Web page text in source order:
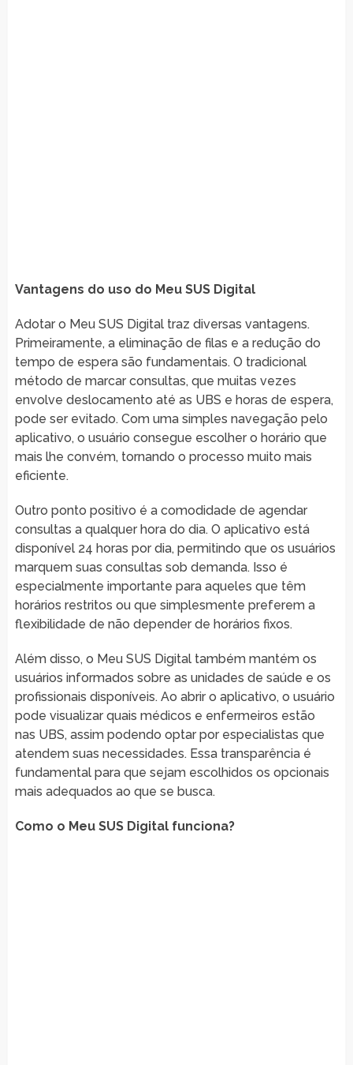
Vantagens do uso do Meu SUS Digital
Adotar o Meu SUS Digital traz diversas vantagens.
Primeiramente, a eliminação de filas e a redução do
tempo de espera são fundamentais. O tradicional
método de marcar consultas, que muitas vezes
envolve deslocamento até as UBS e horas de espera,
pode ser evitado. Com uma simples navegação pelo
aplicativo, o usuário consegue escolher o horário que
mais lhe convém, tornando o processo muito mais
eficiente.
Outro ponto positivo é a comodidade de agendar
consultas a qualquer hora do dia. O aplicativo está
disponível 24 horas por dia, permitindo que os usuários
marquem suas consultas sob demanda. Isso é
especialmente importante para aqueles que têm
horários restritos ou que simplesmente preferem a
flexibilidade de não depender de horários fixos.
Além disso, o Meu SUS Digital também mantém os
usuários informados sobre as unidades de saúde e os
profissionais disponíveis. Ao abrir o aplicativo, o usuário
pode visualizar quais médicos e enfermeiros estão
nas UBS, assim podendo optar por especialistas que
atendem suas necessidades. Essa transparência é
fundamental para que sejam escolhidos os opcionais
mais adequados ao que se busca.
Como o Meu SUS Digital funciona?